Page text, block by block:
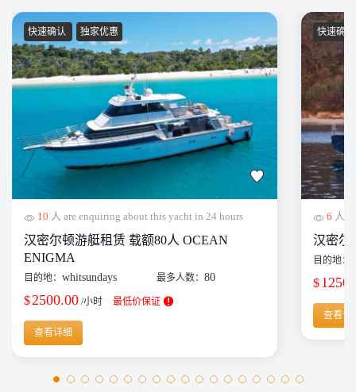
快速确认 独家优惠
10 人 are enquiring about this yacht in 24 hours
汉密尔顿游艇租赁 载额80人 OCEAN
ENIGMA
目的地： whitsundays 最多人数：80
$2500.00 /小时 最低价保证
查看详细
快速确
6 人
汉密尔
目的地：
$
查看详